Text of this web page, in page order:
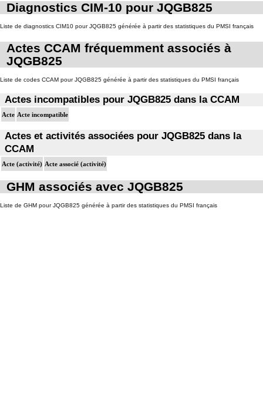
Diagnostics CIM-10 pour JQGB825
Liste de diagnostics CIM10 pour JQGB825 générée à partir des statistiques du PMSI français
Actes CCAM fréquemment associés à
JQGB825
Liste de codes CCAM pour JQGB825 générée à partir des statistiques du PMSI français
Actes incompatibles pour JQGB825 dans la CCAM
Acte Acte incompatible
Actes et activités associées pour JQGB825 dans la
CCAM
Acte (activité) Acte associé (activité)
GHM associés avec JQGB825
Liste de GHM pour JQGB825 générée à partir des statistiques du PMSI français